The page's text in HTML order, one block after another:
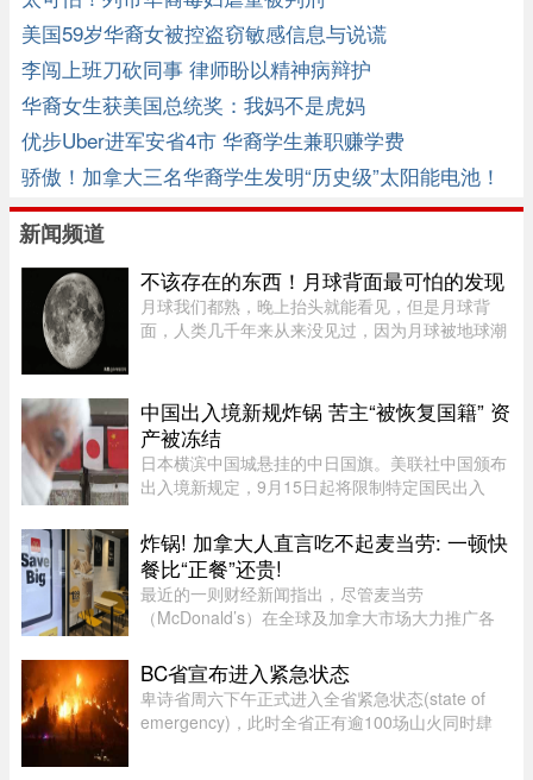
美国59岁华裔女被控盗窃敏感信息与说谎
李闯上班刀砍同事 律师盼以精神病辩护
华裔女生获美国总统奖：我妈不是虎妈
优步Uber进军安省4市 华裔学生兼职赚学费
骄傲！加拿大三名华裔学生发明“历史级”太阳能电池！
新闻频道
不该存在的东西！月球背面最可怕的发现
月球我们都熟，晚上抬头就能看见，但是月球背
面，人类几千年来从来没见过，因为月球被地球潮
面一样拥有14天一轮的完整白 ...
中国出入境新规炸锅 苦主“被恢复国籍” 资
产被冻结
日本横滨中国城悬挂的中日国旗。美联社中国颁布
出入境新规定，9月15日起将限制特定国民出入
苦主现身说法，从日本回国竟被无来由限制“10年
内不得出境”，多年来在日累 ...
炸锅! 加拿大人直言吃不起麦当劳: 一顿快
餐比“正餐”还贵!
最近的一则财经新闻指出，尽管麦当劳
（McDonald’s）在全球及加拿大市场大力推广各
度依然出现了明显的放缓。图片来源：Global
News这一现象在加拿大知名社区论坛 r/ ...
BC省宣布进入紧急状态
卑诗省周六下午正式进入全省紧急状态(state of
emergency)，此时全省正有逾100场山火同时肆